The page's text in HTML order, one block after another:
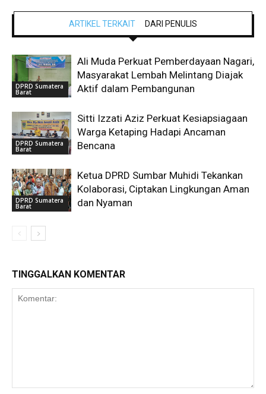
ARTIKEL TERKAIT DARI PENULIS
DPRD Sumatera
Barat
Ali Muda Perkuat Pemberdayaan Nagari,
Masyarakat Lembah Melintang Diajak
Aktif dalam Pembangunan
DPRD Sumatera
Barat
Sitti Izzati Aziz Perkuat Kesiapsiagaan
Warga Ketaping Hadapi Ancaman
Bencana
DPRD Sumatera
Barat
Ketua DPRD Sumbar Muhidi Tekankan
Kolaborasi, Ciptakan Lingkungan Aman
dan Nyaman
TINGGALKAN KOMENTAR